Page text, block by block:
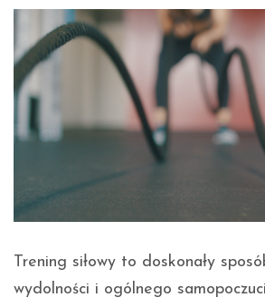
Trening siłowy to doskonały
wydolności i ogólnego